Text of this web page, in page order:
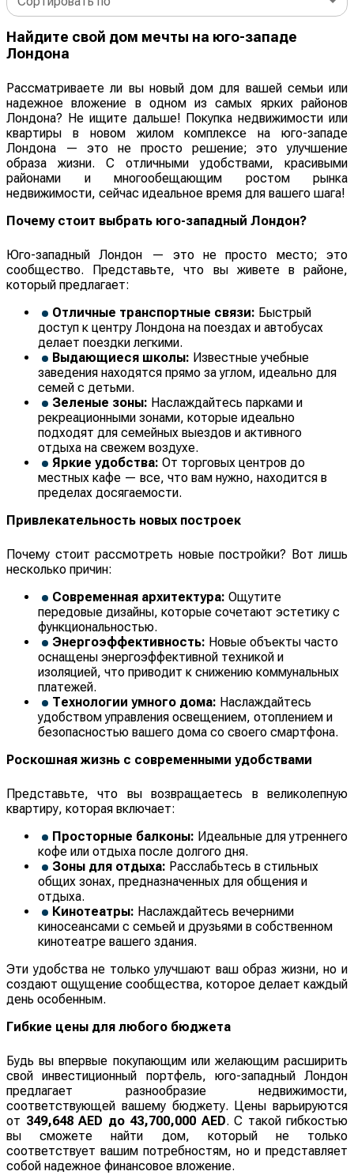
Найдите свой дом мечты на юго-западе
Лондона
Рассматриваете ли вы новый дом для вашей семьи или
надежное вложение в одном из самых ярких районов
Лондона? Не ищите дальше! Покупка недвижимости или
квартиры в новом жилом комплексе на юго-западе
Лондона — это не просто решение; это улучшение
образа жизни. С отличными удобствами, красивыми
районами и многообещающим ростом рынка
недвижимости, сейчас идеальное время для вашего шага!
Почему стоит выбрать юго-западный Лондон?
Юго-западный Лондон — это не просто место; это
сообщество. Представьте, что вы живете в районе,
который предлагает:
Отличные транспортные связи: Быстрый
доступ к центру Лондона на поездах и автобусах
делает поездки легкими.
Выдающиеся школы: Известные учебные
заведения находятся прямо за углом, идеально для
семей с детьми.
Зеленые зоны: Наслаждайтесь парками и
рекреационными зонами, которые идеально
подходят для семейных выездов и активного
отдыха на свежем воздухе.
Яркие удобства: От торговых центров до
местных кафе — все, что вам нужно, находится в
пределах досягаемости.
Привлекательность новых построек
Почему стоит рассмотреть новые постройки? Вот лишь
несколько причин:
Современная архитектура: Ощутите
передовые дизайны, которые сочетают эстетику с
функциональностью.
Энергоэффективность: Новые объекты часто
оснащены энергоэффективной техникой и
изоляцией, что приводит к снижению коммунальных
платежей.
Технологии умного дома: Наслаждайтесь
удобством управления освещением, отоплением и
безопасностью вашего дома со своего смартфона.
Роскошная жизнь с современными удобствами
Представьте, что вы возвращаетесь в великолепную
квартиру, которая включает:
Просторные балконы: Идеальные для утреннего
кофе или отдыха после долгого дня.
Зоны для отдыха: Расслабьтесь в стильных
общих зонах, предназначенных для общения и
отдыха.
Кинотеатры: Наслаждайтесь вечерними
киносеансами с семьей и друзьями в собственном
кинотеатре вашего здания.
Эти удобства не только улучшают ваш образ жизни, но и
создают ощущение сообщества, которое делает каждый
день особенным.
Гибкие цены для любого бюджета
Будь вы впервые покупающим или желающим расширить
свой инвестиционный портфель, юго-западный Лондон
предлагает разнообразие недвижимости,
соответствующей вашему бюджету. Цены варьируются
от 349,648 AED до 43,700,000 AED. С такой гибкостью
вы сможете найти дом, который не только
соответствует вашим потребностям, но и представляет
собой надежное финансовое вложение.